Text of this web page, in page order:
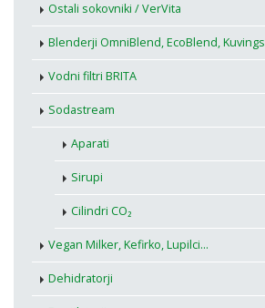
Ostali sokovniki / VerVita
Blenderji OmniBlend, EcoBlend, Kuvings
Vodni filtri BRITA
Sodastream
Aparati
Sirupi
Cilindri CO₂
Vegan Milker, Kefirko, Lupilci...
Dehidratorji